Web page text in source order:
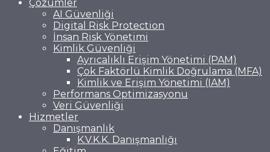
Çözümler
AI Güvenliği
Digital Risk Protection
İnsan Risk Yönetimi
Kimlik Güvenliği
Ayrıcalıklı Erişim Yönetimi (PAM)
Çok Faktörlü Kimlik Doğrulama (MFA)
Kimlik ve Erişim Yönetimi (IAM)
Performans Optimizasyonu
Veri Güvenliği
Hizmetler
Danışmanlık
K.V.K.K. Danışmanlığı